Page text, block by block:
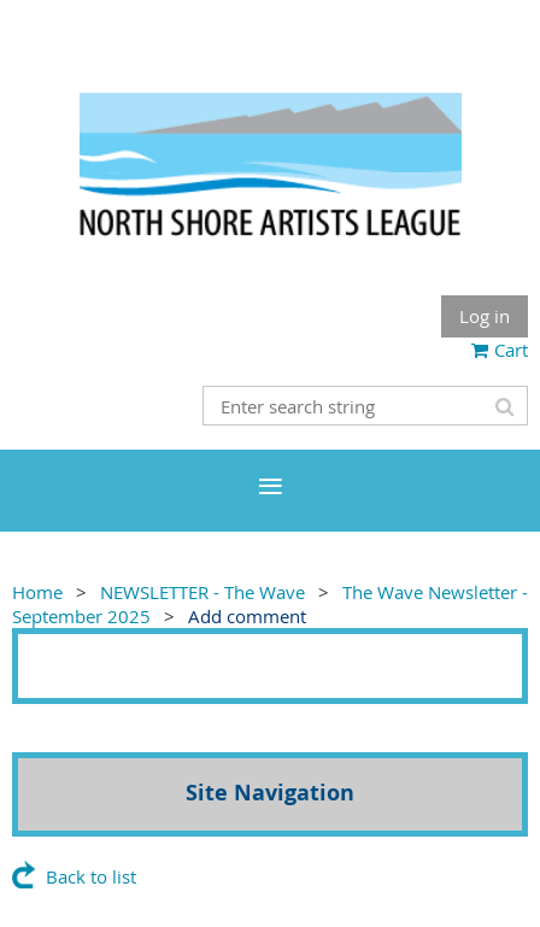
Log in
Cart
Home NEWSLETTER - The Wave
The Wave Newsletter -
September 2025
Add comment
Site Navigation
Back to list